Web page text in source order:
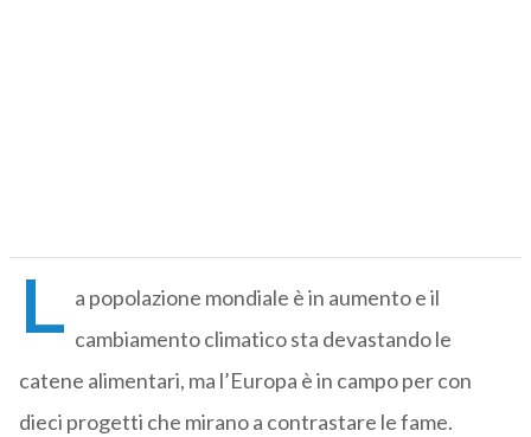
L a popolazione mondiale è in aumento e il
cambiamento climatico sta devastando le
catene alimentari, ma l’Europa è in campo per con
dieci progetti che mirano a contrastare le fame.